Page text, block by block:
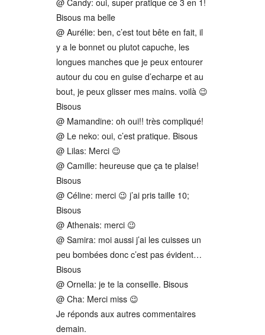
@ Candy: oui, super pratique ce 3 en 1!
Bisous ma belle
@ Aurélie: ben, c’est tout bête en fait, il
y a le bonnet ou plutot capuche, les
longues manches que je peux entourer
autour du cou en guise d’echarpe et au
bout, je peux glisser mes mains. voilà 😉
Bisous
@ Mamandine: oh oui!! très compliqué!
@ Le neko: oui, c’est pratique. Bisous
@ Lilas: Merci 😉
@ Camille: heureuse que ça te plaise!
Bisous
@ Céline: merci 😉 j’ai pris taille 10;
Bisous
@ Athenais: merci 😉
@ Samira: moi aussi j’ai les cuisses un
peu bombées donc c’est pas évident…
Bisous
@ Ornella: je te la conseille. Bisous
@ Cha: Merci miss 😉
Je réponds aux autres commentaires
demain.